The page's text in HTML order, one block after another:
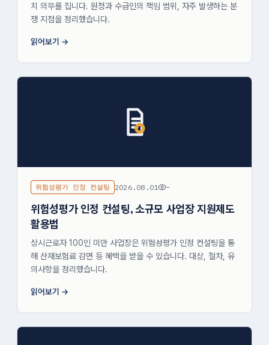
치 의무를 집니다. 원청과 수급인의 책임 범위, 자주 발생하는 분
쟁 지점을 정리했습니다.
읽어보기
위험성평가 인정 컨설팅 2026.08.01 -
위험성평가 인정 컨설팅, 소규모 사업장 지원제도
활용법
상시근로자 100인 미만 사업장은 위험성평가 인정 컨설팅을 통
해 산재보험료 감면 등 혜택을 받을 수 있습니다. 대상, 절차, 유
의사항을 정리했습니다.
읽어보기